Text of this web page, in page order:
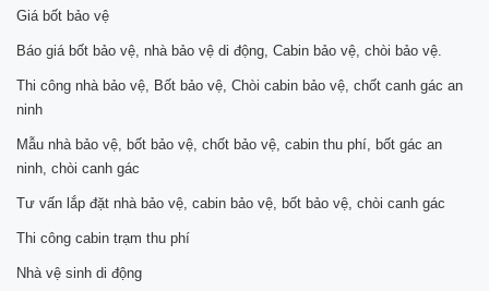
Giá bốt bảo vệ
Báo giá bốt bảo vệ, nhà bảo vệ di động, Cabin bảo vệ, chòi bảo vệ.
Thi công nhà bảo vệ, Bốt bảo vệ, Chòi cabin bảo vệ, chốt canh gác an
ninh
Mẫu nhà bảo vệ, bốt bảo vệ, chốt bảo vệ, cabin thu phí, bốt gác an
ninh, chòi canh gác
Tư vấn lắp đặt nhà bảo vệ, cabin bảo vệ, bốt bảo vệ, chòi canh gác
Thi công cabin trạm thu phí
Nhà vệ sinh di động